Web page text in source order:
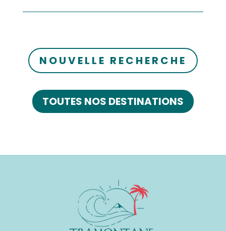
NOUVELLE RECHERCHE
TOUTES NOS DESTINATIONS